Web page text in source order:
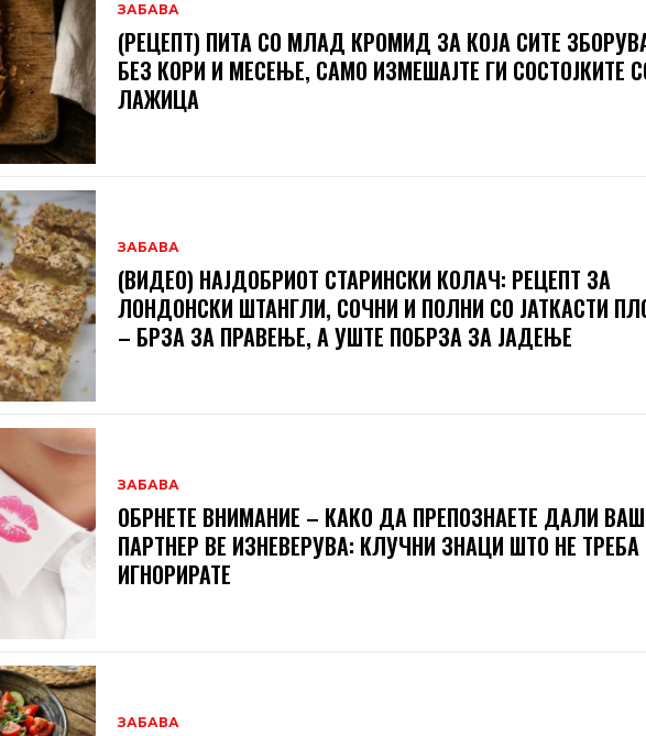
ЗАБАВА
(РЕЦЕПТ) ПИТА СО МЛАД КРОМИД ЗА КОЈА СИТЕ
БЕЗ КОРИ И МЕСЕЊЕ, САМО ИЗМЕШАЈТЕ ГИ СОСТОЈКИТЕ
ЛАЖИЦА
ЗАБАВА
(ВИДЕО) НАЈДОБРИОТ СТАРИНСКИ КОЛАЧ: РЕЦЕПТ ЗА
ЛОНДОНСКИ ШТАНГЛИ, СОЧНИ И ПОЛНИ СО ЈАТКАСТИ
– БРЗА ЗА ПРАВЕЊЕ, А УШТЕ ПОБРЗА ЗА ЈАДЕЊЕ
ЗАБАВА
ОБРНЕТЕ ВНИМАНИЕ – КАКО ДА ПРЕПОЗНАЕТЕ ДАЛИ
ПАРТНЕР ВЕ ИЗНЕВЕРУВА: КЛУЧНИ ЗНАЦИ ШТО НЕ
ИГНОРИРАТЕ
ЗАБАВА